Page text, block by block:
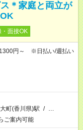
＊家庭と両立が
面接OK
円～ ※日払い/週払い
大町(香川県)駅 / …
案内可能